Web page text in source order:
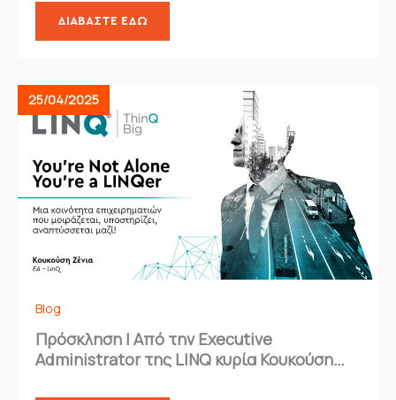
ΔΙΑΒΆΣΤΕ ΕΔΏ
25/04/2025
Blog
Πρόσκληση | Από την Executive
Administrator της LINQ κυρία Κουκούση